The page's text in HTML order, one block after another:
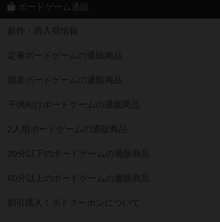
ボードゲーム通販
新作・再入荷情報
定番ボードゲームの通販商品
国産ボードゲームの通販商品
子供向けボードゲームの通販商品
2人用ボードゲームの通販商品
20分以下のボードゲームの通販商品
60分以上のボードゲームの通販商品
割引購入！ボドクーポンについて